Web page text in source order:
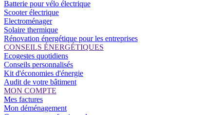
Batterie pour vélo électrique
Scooter électrique
Electroménager
Solaire thermique
Rénovation énergétique pour les entreprises
CONSEILS ÉNERGÉTIQUES
Ecogestes quotidiens
Conseils personnalisés
Kit d'économies d'énergie
Audit de votre bâtiment
MON COMPTE
Mes factures
Mon déménagement